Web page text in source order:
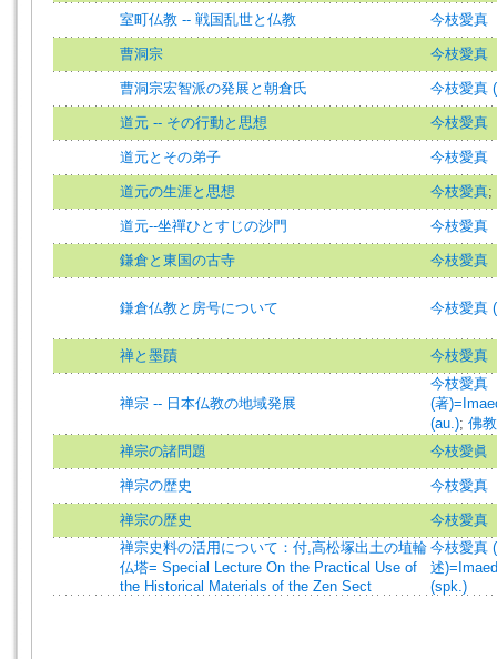
室町仏教 -- 戦国乱世と仏教 今枝愛真
曹洞宗 今枝愛真
曹洞宗宏智派の発展と朝倉氏 今枝愛真
道元 -- その行動と思想 今枝愛真
道元とその弟子 今枝愛真
道元の生涯と思想 今枝愛真;
道元--坐禪ひとすじの沙門 今枝愛真
鎌倉と東国の古寺 今枝愛真
鎌倉仏教と房号について 今枝愛真
禅と墨蹟 今枝愛真
禅宗 -- 日本仏教の地域発展
今枝愛真
(著
(au.); 佛
禅宗の諸問題
今枝愛眞
禅宗の歴史 今枝愛真
禅宗の歴史
今枝愛真
禅宗史料の活用について：付,高松塚出土の埴輪
仏塔= Special Lecture On the Practical Use of
the Historical Materials of the Zen Sect
今枝愛真
述
(spk.)